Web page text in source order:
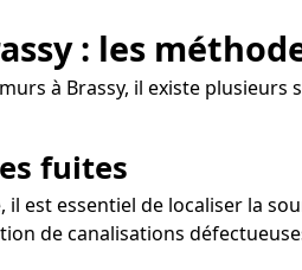
: les
à Brassy, il existe
fuites
essentiel de localiser la
de canalisations